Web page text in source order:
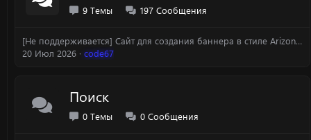
9 Темы 197 Сообщения
[Не поддерживается] Сайт для создания баннера в стиле ArizonaRP со своей "изюминкой"
20 Июл 2026
code67
Поиск
0 Темы 0 Сообщения